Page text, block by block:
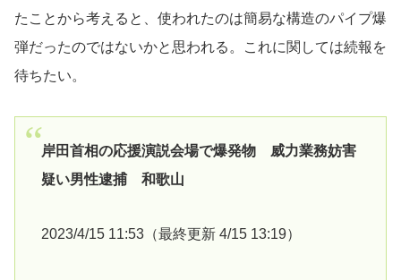
たことから考えると、使われたのは簡易な構造のパイプ爆
弾だったのではないかと思われる。これに関しては続報を
待ちたい。
岸田首相の応援演説会場で爆発物 威力業務妨害
疑い男性逮捕 和歌山
2023/4/15 11:53（最終更新 4/15 13:19）